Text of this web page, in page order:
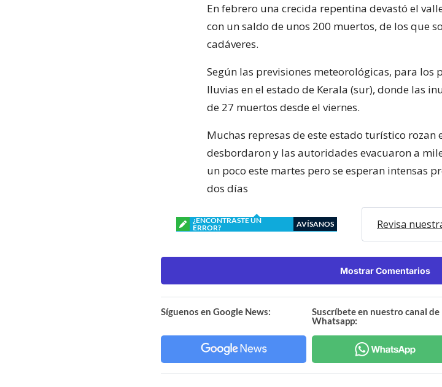
En febrero una crecida repentina devastó el
con un saldo de unos 200 muertos, de los que
cadáveres.
Según las previsiones meteorológicas, para los
lluvias en el estado de Kerala (sur), donde las
de 27 muertos desde el viernes.
Muchas represas de este estado turístico rozan
desbordaron y las autoridades evacuaron a
un poco este martes pero se esperan intensas
dos días
¿ENCONTRASTE UN
ERROR?
AVÍSANOS Revisa
Mostrar Comentarios
Síguenos en Google News:
Suscríbete en nuestro canal de
Whatsapp: